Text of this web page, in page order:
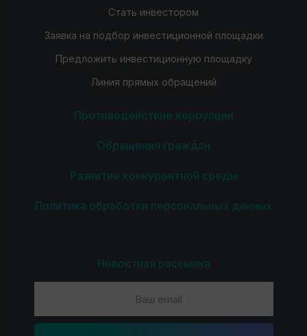
Стать инвестором
Заявка на подбор инвестиционной площадки
Предложить инвестиционную площадку
Линия прямых обращений
Противодействие коррупции
Обращения граждан
Развитие конкурентной среды
Политика обработки персональных данных
Новостная рассылка